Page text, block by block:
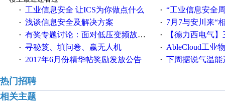
·
工业信息安全 让ICS为你做点什么 · “工业信息安全周之我见”
· 浅谈信息安全及解决方案 · 7月7与安川来“
· 有奖专题讨论：面对低压变频故障，老手是这样解决的！ · 【德力西电气】三
· 寻秘笈、填问卷、赢无人机 · AbleCloud工业物联
· 2017年6月份精华帖奖励发放公告 · 下周据说气温能
热门招聘
相关主题